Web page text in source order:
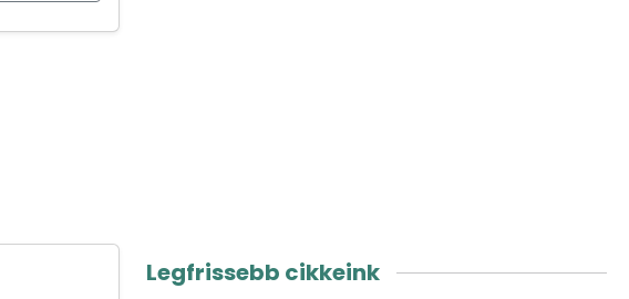
Legfrissebb cikkeink